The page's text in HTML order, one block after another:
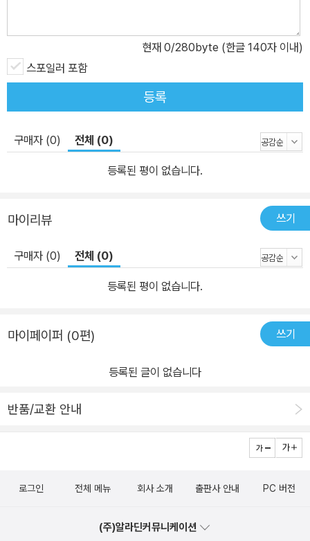
현재 0/280byte (한글 140자 이내)
스포일러 포함
등록
구매자 (0) 전체 (0)
등록된 평이 없습니다.
마이리뷰 쓰기
구매자 (0) 전체 (0)
등록된 평이 없습니다.
마이페이퍼 (0편) 쓰기
등록된 글이 없습니다
반품/교환 안내
로그인 전체 메뉴 회사 소개 출판사 안내 PC 버전
(주)알라딘커뮤니케이션